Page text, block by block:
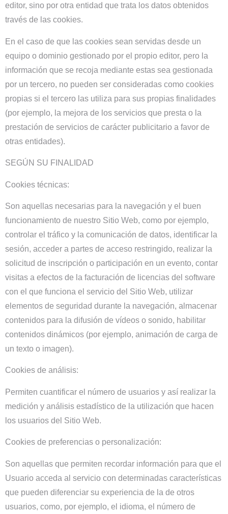
editor, sino por otra entidad que trata los datos obtenidos
través de las cookies.
En el caso de que las cookies sean servidas desde un
equipo o dominio gestionado por el propio editor, pero la
información que se recoja mediante estas sea gestionada
por un tercero, no pueden ser consideradas como cookies
propias si el tercero las utiliza para sus propias finalidades
(por ejemplo, la mejora de los servicios que presta o la
prestación de servicios de carácter publicitario a favor de
otras entidades).
SEGÚN SU FINALIDAD
Cookies técnicas:
Son aquellas necesarias para la navegación y el buen
funcionamiento de nuestro Sitio Web, como por ejemplo,
controlar el tráfico y la comunicación de datos, identificar la
sesión, acceder a partes de acceso restringido, realizar la
solicitud de inscripción o participación en un evento, contar
visitas a efectos de la facturación de licencias del software
con el que funciona el servicio del Sitio Web, utilizar
elementos de seguridad durante la navegación, almacenar
contenidos para la difusión de vídeos o sonido, habilitar
contenidos dinámicos (por ejemplo, animación de carga de
un texto o imagen).
Cookies de análisis:
Permiten cuantificar el número de usuarios y así realizar la
medición y análisis estadístico de la utilización que hacen
los usuarios del Sitio Web.
Cookies de preferencias o personalización:
Son aquellas que permiten recordar información para que el
Usuario acceda al servicio con determinadas características
que pueden diferenciar su experiencia de la de otros
usuarios, como, por ejemplo, el idioma, el número de